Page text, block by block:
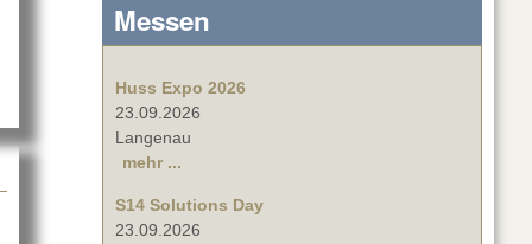
Messen
Huss Expo 2026
23.09.2026
Langenau
mehr ...
S14 Solutions Day
23.09.2026